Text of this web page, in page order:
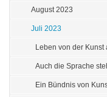
August 2023
Juli 2023
Leben von der Kunst
Auch die Sprache
Ein Bündnis von